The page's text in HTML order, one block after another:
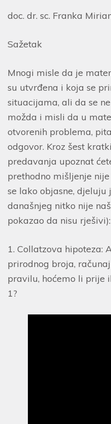
doc. dr. sc. Franka
Sažetak
Mnogi misle da je
su utvrđena i koja se
situacijama, ali da se
možda i misli da u
otvorenih problema,
odgovor. Kroz šest
predavanja upoznat
prethodno mišljenje
se lako objasne, djeluju
današnjeg nitko nije
pokazao da nisu rješivi):
1. Collatzova hipoteza:
prirodnog broja,
pravilu, hoćemo li prije
1?